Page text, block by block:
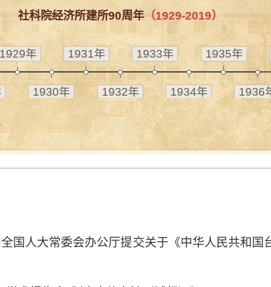
社科院经济所建所90周年（1929-2019）
1929年
1930年
1931年
1932年
1933年
1934年
1935年
1936
国人大常委会办公厅提交关于《中华人民共和国